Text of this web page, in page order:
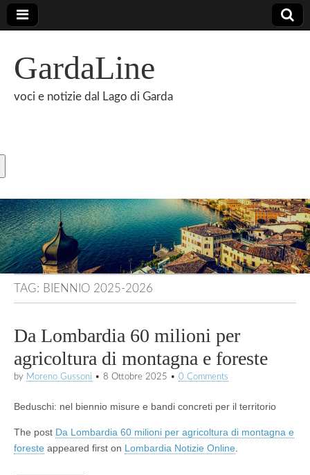
GardaLine
voci e notizie dal Lago di Garda
TAG: BIENNIO 2025-2026
Da Lombardia 60 milioni per
agricoltura di montagna e foreste
by Moreno Gussoni • 8 Ottobre 2025 • 0 Comments
Beduschi: nel biennio misure e bandi concreti per il territorio
The post Da Lombardia 60 milioni per agricoltura di montagna e
foreste appeared first on Lombardia Notizie Online